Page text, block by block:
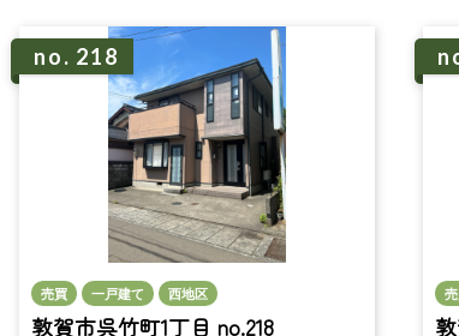
no. 218
売買 一戸建て 西地区
敦賀市呉竹町1丁目 no.218